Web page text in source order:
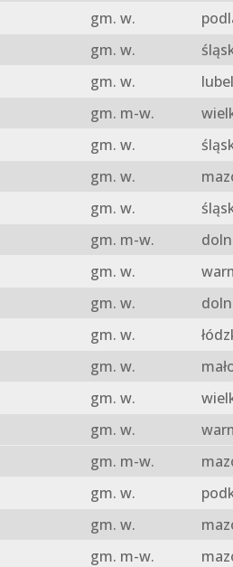
gm. w.
gm. w.
gm. w.
gm. m-w.
gm. w.
gm. w.
gm. w.
gm. m-w.
gm. w.
gm. w.
gm. w.
gm. w.
gm. w.
gm. w.
gm. m-w.
gm. w.
gm. w.
gm. m-w.